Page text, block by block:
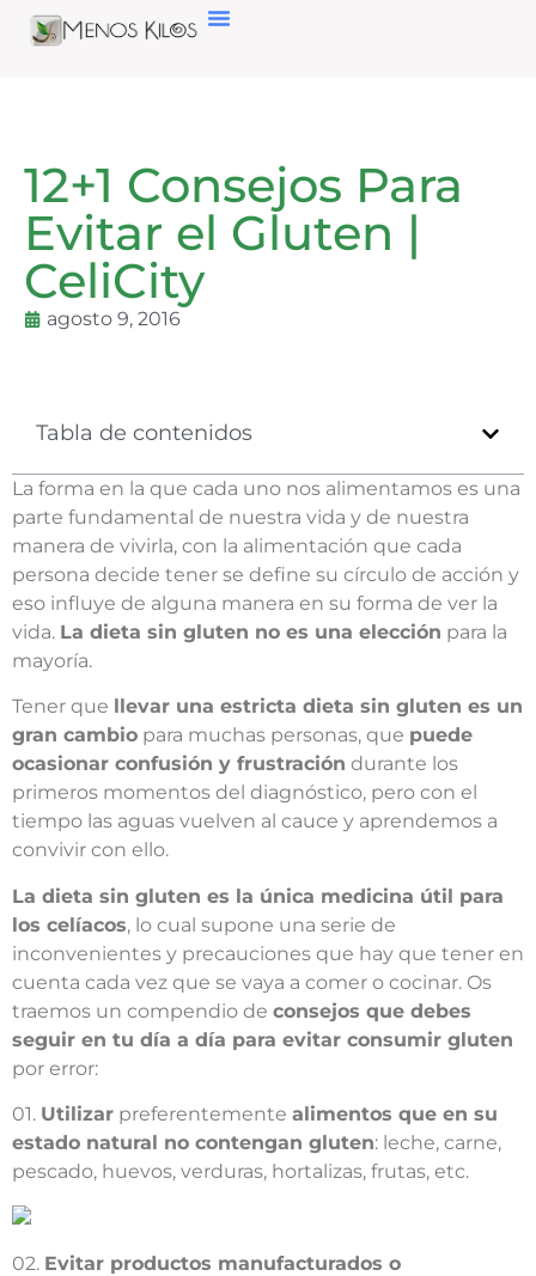
12+1 Consejos Para
Evitar el Gluten |
CeliCity
agosto 9, 2016
Tabla de contenidos
La forma en la que cada uno nos alimentamos es una
parte fundamental de nuestra vida y de nuestra
manera de vivirla, con la alimentación que cada
persona decide tener se define su círculo de acción y
eso influye de alguna manera en su forma de ver la
vida. La dieta sin gluten no es una elección para la
mayoría.
Tener que
llevar una estricta dieta sin gluten es un
gran cambio para muchas personas, que puede
ocasionar confusión y frustración durante los
primeros momentos del diagnóstico, pero con el
tiempo las aguas vuelven al cauce y aprendemos a
convivir con ello.
La dieta sin gluten es la única medicina útil para
los celíacos, lo cual supone una serie de
inconvenientes y precauciones que hay que tener en
cuenta cada vez que se vaya a comer o cocinar. Os
traemos un compendio de consejos que debes
seguir en tu día a día para evitar consumir gluten
por error:
01. Utilizar preferentemente alimentos que en su
estado natural no contengan gluten: leche, carne,
pescado, huevos, verduras, hortalizas, frutas, etc.
02. Evitar productos manufacturados o